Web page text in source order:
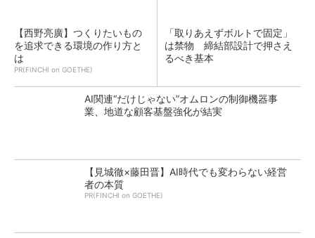
【西野亮廣】つくりたいもの
を追求できる環境の作り方と
は
PR(FINCHI on GOETHE)
「取りあえずボルトで固定」
は禁物 締結部設計で押さえ
るべき基本
AI関連“だけじゃない”オムロンの制御機器事
業、地道な顧客基盤強化が結実
【見城徹×藤田晋】AI時代でも変わらない経営
者の本質
PR(FINCHI on GOETHE)